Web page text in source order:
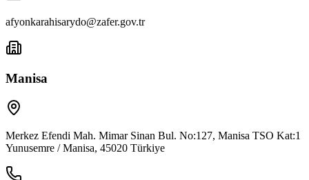
afyonkarahisarydo@zafer.gov.tr
Manisa
Merkez Efendi Mah. Mimar Sinan Bul. No:127, Manisa TSO Kat:1
Yunusemre / Manisa, 45020 Türkiye